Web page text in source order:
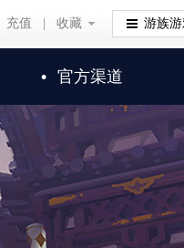
充值 收藏
收藏 游族
• 官方渠道